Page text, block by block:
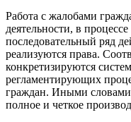
Работа с жалобами
деятельности, в
последовательный ряд
реализуются права.
конкретизируются
регламентирующих
граждан. Иными словами,
полное и четкое